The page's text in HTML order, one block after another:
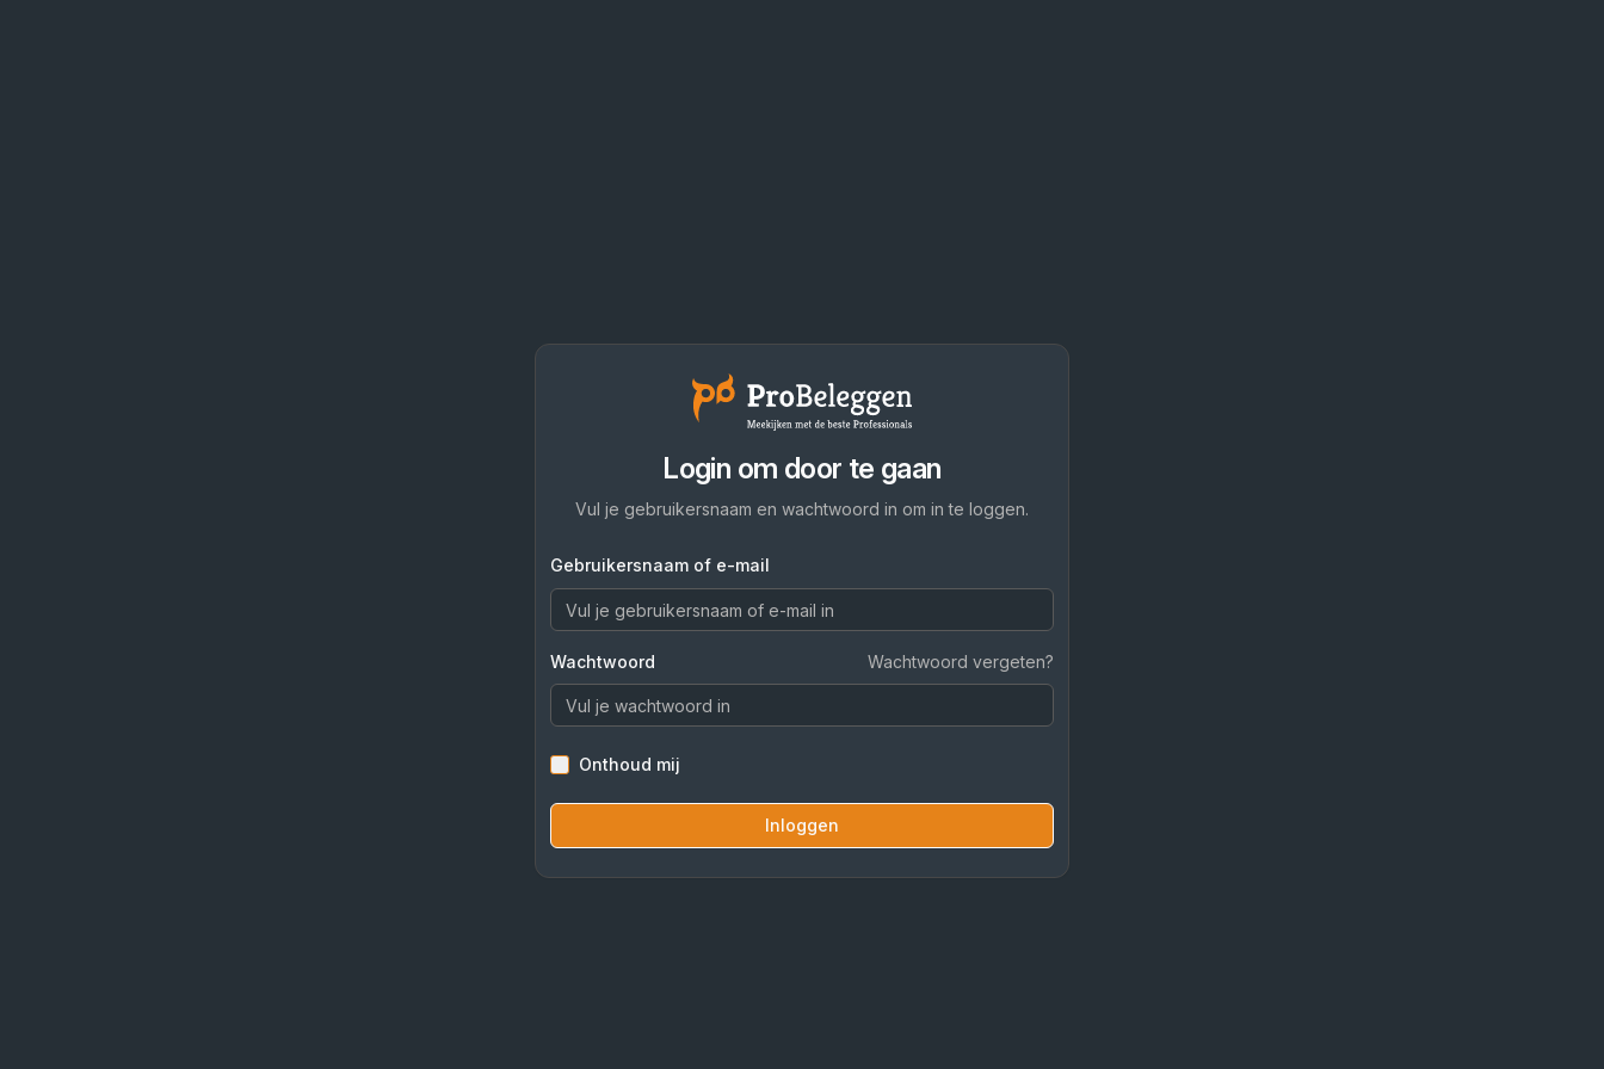
Login om door te gaan
Vul je gebruikersnaam en wachtwoord in om in te loggen.
Gebruikersnaam of e-mail
Wachtwoord Wachtwoord vergeten?
Onthoud mij
Inloggen